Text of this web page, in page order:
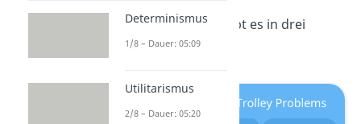
Das Trolley Problem gibt es in drei
Varianten:
Determinismus
1/8 – Dauer: 05:09
Utilitarismus
2/8 – Dauer: 05:20